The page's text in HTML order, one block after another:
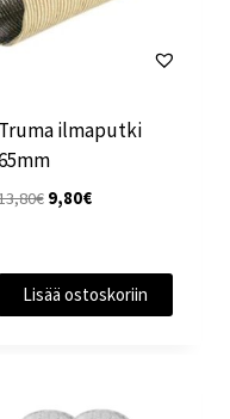
Truma ilmaputki
€ Alkuperäinen
13,80€.
9,80€Nykyinen
9,80€.
Lisää ostoskoriin